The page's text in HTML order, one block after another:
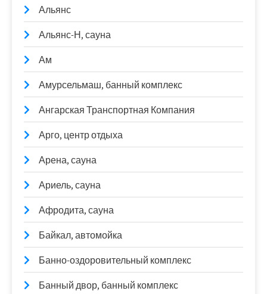
Альянс
Альянс-Н, сауна
Ам
Амурсельмаш, банный комплекс
Ангарская Транспортная Компания
Арго, центр отдыха
Арена, сауна
Ариель, сауна
Афродита, сауна
Байкал, автомойка
Банно-оздоровительный комплекс
Банный двор, банный комплекс